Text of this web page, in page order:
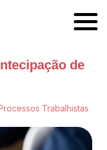
de
Trabalhistas